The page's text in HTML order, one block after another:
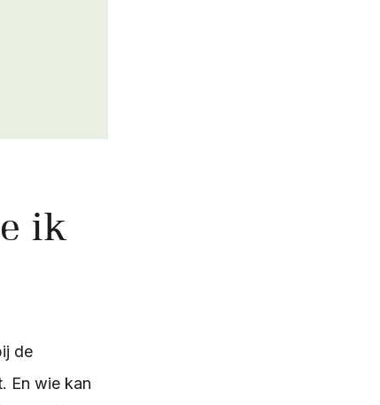
ik
de
En wie kan